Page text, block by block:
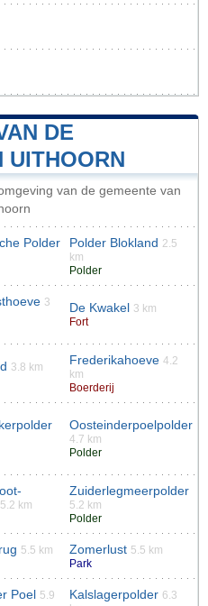
DE
UITHOORN
van de gemeente van
Polder Polder Blokland 2.5
km
Polder
3
De Kwakel 3 km
Fort
3.8 km
Frederikahoeve 4.2
km
Boerderij
Oosteinderpoelpolder
4.7 km
Polder
5.2 km
Zuiderlegmeerpolder
5.2 km
Polder
5.5 km
Zomerlust 5.5 km
Park
Poel 5.9
Kalslagerpolder 6.3